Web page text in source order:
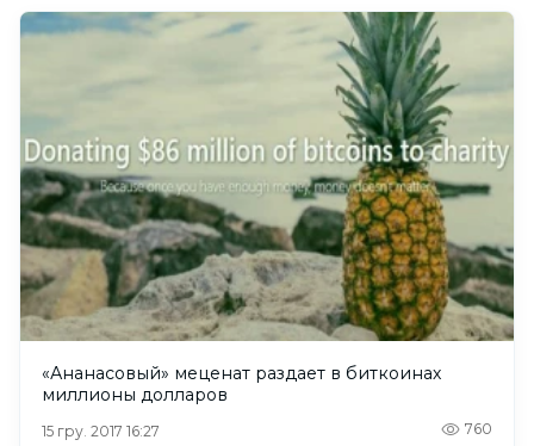
«Ананасовый» меценат раздает в биткоинах
миллионы долларов
15 гру. 2017 16:27 760